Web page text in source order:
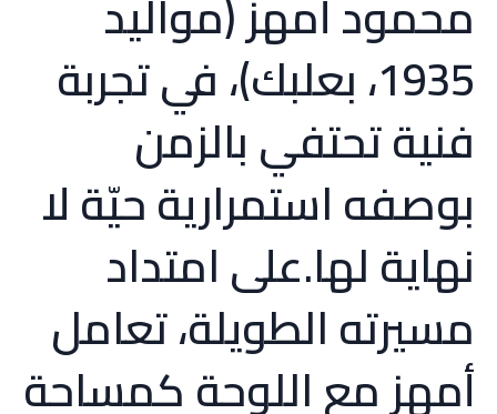
محمود أمهز (مواليد
1935، بعلبك)، في تجربة
فنية تحتفي بالزمن
بوصفه استمرارية حيّة لا
نهاية لها.على امتداد
مسيرته الطويلة، تعامل
أمهز مع اللوحة كمساحة